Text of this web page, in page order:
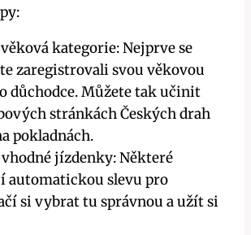
kategorie: Nejprve se
zaregistrovali svou věkovou
důchodce. Můžete tak učinit
stránkách Českých drah
pokladnách.
jízdenky: Některé
automatickou slevu pro
si vybrat tu správnou a užít si